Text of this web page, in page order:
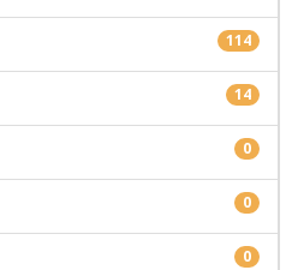
114
14
0
0
0